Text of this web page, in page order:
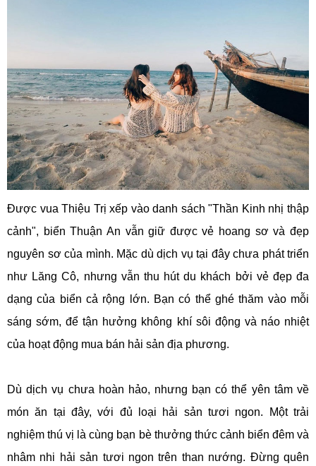
Được vua Thiệu Trị xếp vào danh sách "Thần Kinh nhị thập
cảnh", biển Thuận An vẫn giữ được vẻ hoang sơ và đẹp
nguyên sơ của mình. Mặc dù dịch vụ tại đây chưa phát triển
như Lăng Cô, nhưng vẫn thu hút du khách bởi vẻ đẹp đa
dạng của biển cả rộng lớn. Bạn có thể ghé thăm vào mỗi
sáng sớm, để tận hưởng không khí sôi động và náo nhiệt
của hoạt động mua bán hải sản địa phương.
Dù dịch vụ chưa hoàn hảo, nhưng bạn có thể yên tâm về
món ăn tại đây, với đủ loại hải sản tươi ngon. Một trải
nghiệm thú vị là cùng bạn bè thưởng thức cảnh biển đêm và
nhâm nhi hải sản tươi ngon trên than nướng. Đừng quên